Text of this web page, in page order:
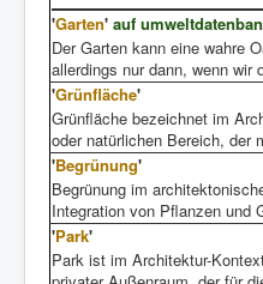
'Garten' auf
Der Garten kann eine wahre
allerdings nur dann, wenn wir
'Grünfläche'
Grünfläche bezeichnet im
oder natürlichen Bereich, der
'Begrünung'
Begrünung im
Integration von Pflanzen und
'Park'
Park ist im Architektur-